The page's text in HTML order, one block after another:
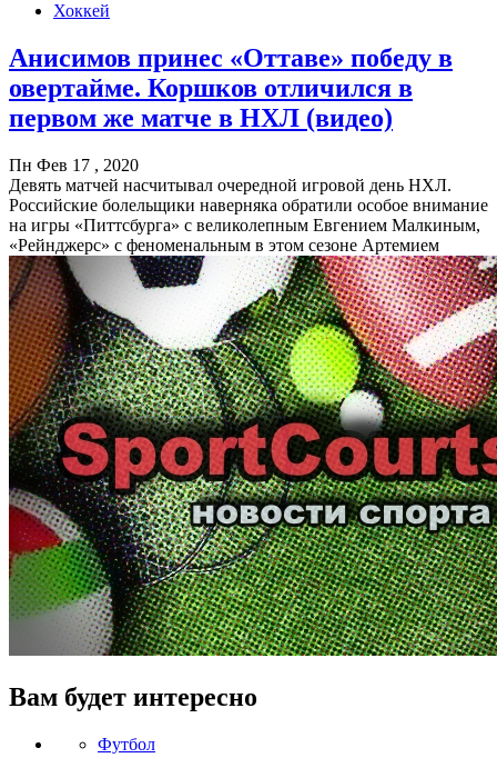
Хоккей
Анисимов принес «Оттаве» победу в
овертайме. Коршков отличился в
первом же матче в НХЛ (видео)
Пн Фев 17 , 2020
Девять матчей насчитывал очередной игровой день НХЛ.
Российские болельщики наверняка обратили особое внимание
на игры «Питтсбурга» с великолепным Евгением Малкиным,
«Рейнджерс» с феноменальным в этом сезоне Артемием
Вам будет интересно
Футбол